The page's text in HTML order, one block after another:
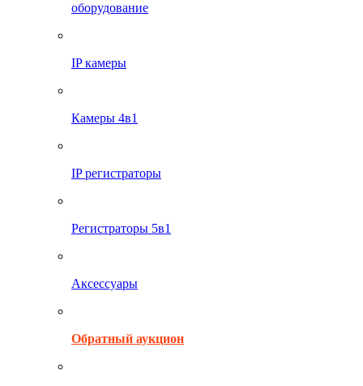
оборудование
IP камеры
Камеры 4в1
IP регистраторы
Регистраторы 5в1
Аксессуары
Обратный аукцион